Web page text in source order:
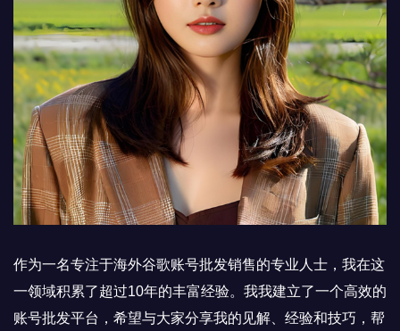
作为一名专注于海外谷歌账号批发销售的专业人士，我在这
一领域积累了超过10年的丰富经验。我我建立了一个高效的
账号批发平台，希望与大家分享我的见解、经验和技巧，帮